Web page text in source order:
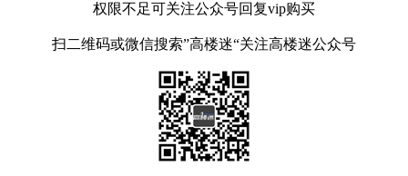
权限不足可关注公众号回复vip购买
扫二维码或微信搜索”高楼迷“关注高楼迷公众号